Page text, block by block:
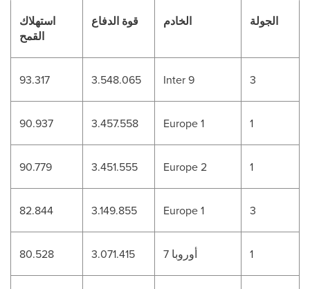
استهلاك
القمح
قوة الدفاع الخادم الجولة
93.317 3.548.065 Inter 9 3
90.937 3.457.558 Europe 1 1
90.779 3.451.555 Europe 2 1
82.844 3.149.855 Europe 1 3
80.528 3.071.415 أوروبا 7 1